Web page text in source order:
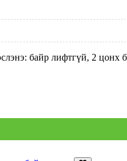
байр лифтгүй, 2 цонх